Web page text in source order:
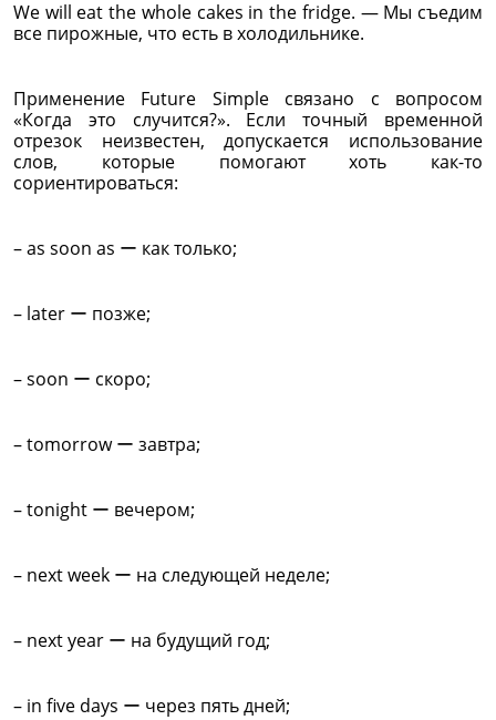
We will eat the whole cakes in the fridge. — Мы съедим
все пирожные, что есть в холодильнике.
Применение Future Simple связано с вопросом
«Когда это случится?». Если точный временной
отрезок неизвестен, допускается использование
слов, которые помогают хоть как-то
сориентироваться:
– as soon as ー как только;
– later ー позже;
– soon ー скоро;
– tomorrow ー завтра;
– tonight ー вечером;
– next week ー на следующей неделе;
– next year ー на будущий год;
– in five days ー через пять дней;